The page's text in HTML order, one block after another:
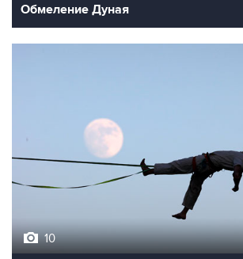
Обмеление Дуная
10